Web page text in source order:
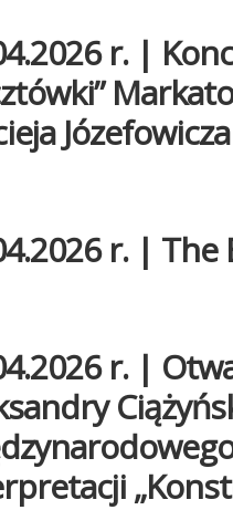
r. |
Józefowicza
r. |
r. |